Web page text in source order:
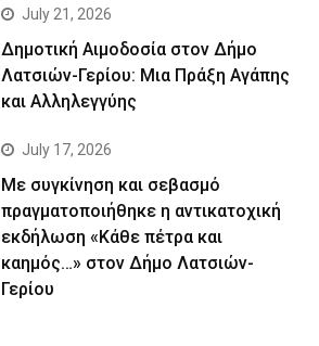
July 21, 2026
Δημοτική Αιμοδοσία στον Δήμο
Λατσιών-Γερίου: Μια Πράξη Αγάπης
και Αλληλεγγύης
July 17, 2026
Με συγκίνηση και σεβασμό
πραγματοποιήθηκε η αντικατοχική
εκδήλωση «Κάθε πέτρα και
καημός…» στον Δήμο Λατσιών-
Γερίου